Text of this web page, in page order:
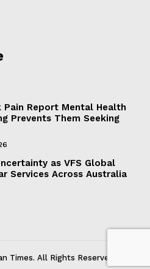
Pain Report Mental Health
Prevents Them Seeking
as VFS Global
Services Across Australia
Times. All Rights Reserved.